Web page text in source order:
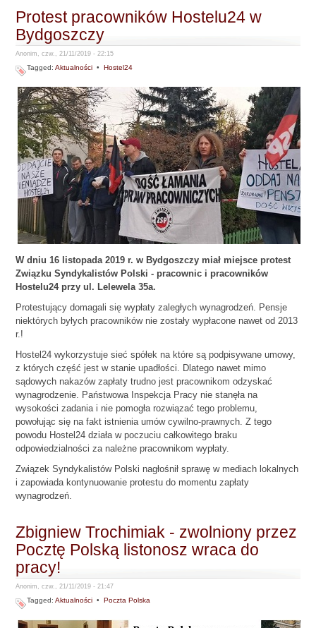
Protest pracowników Hostelu24 w
Bydgoszczy
Anonim, czw., 21/11/2019 - 22:15
Tagged:Aktualności •Hostel24
W dniu 16 listopada 2019 r. w Bydgoszczy miał miejsce protest
Związku Syndykalistów Polski - pracownic i pracowników
Hostelu24 przy ul. Lelewela 35a.
Protestujący domagali się wypłaty zaległych wynagrodzeń. Pensje
niektórych byłych pracowników nie zostały wypłacone nawet od 2013
r.!
Hostel24 wykorzystuje sieć spółek na które są podpisywane umowy,
z których część jest w stanie upadłości. Dlatego nawet mimo
sądowych nakazów zapłaty trudno jest pracownikom odzyskać
wynagrodzenie. Państwowa Inspekcja Pracy nie stanęła na
wysokości zadania i nie pomogła rozwiązać tego problemu,
powołując się na fakt istnienia umów cywilno-prawnych. Z tego
powodu Hostel24 działa w poczuciu całkowitego braku
odpowiedzialności za należne pracownikom wypłaty.
Związek Syndykalistów Polski nagłośnił sprawę w mediach lokalnych
i zapowiada kontynuowanie protestu do momentu zapłaty
wynagrodzeń.
Zbigniew Trochimiak - zwolniony przez
Pocztę Polską listonosz wraca do
pracy!
Anonim, czw., 21/11/2019 - 21:47
Tagged:Aktualności •Poczta Polska